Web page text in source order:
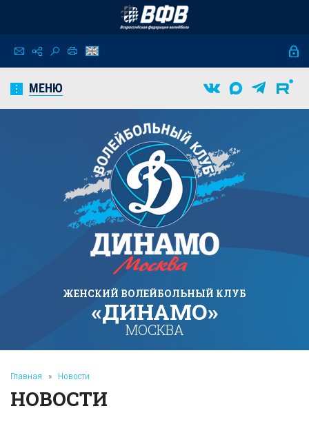
МЕНЮ
ЖЕНСКИЙ ВОЛЕЙБОЛЬНЫЙ КЛУБ
«ДИНАМО»
МОСКВА
Главная » Новости
НОВОСТИ